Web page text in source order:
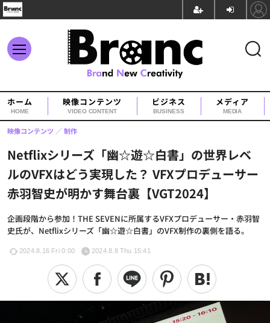
ホーム
HOME
映像コンテンツ
VIDEO CONTENT
ビジネス
BUSINESS
メディア
MEDIA
Netflixシリーズ「幽☆遊☆白書」の世界レベ
ルのVFXはどう実現した？ VFXプロデューサー
赤羽智史が明かす舞台裏【VGT2024】
企画段階から参加！THE SEVENに所属するVFXプロデューサー・赤羽智
史氏が、Netflixシリーズ「幽☆遊☆白書」のVFX制作の裏側を語る。
映像コンテンツ 制作
2024.8.16 Fri 0:00 2024.8.8 Thu 15:41